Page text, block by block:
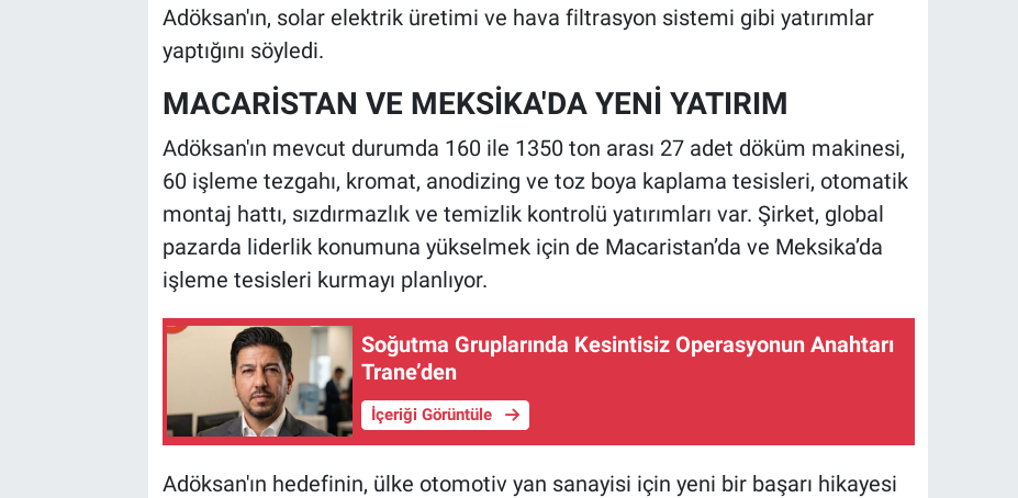
Adöksan'ın, solar elektrik üretimi ve hava filtrasyon sistemi gibi yatırımlar
yaptığını söyledi.
MACARİSTAN VE MEKSİKA'DA YENİ YATIRIM
Adöksan'ın mevcut durumda 160 ile 1350 ton arası 27 adet döküm makinesi,
60 işleme tezgahı, kromat, anodizing ve toz boya kaplama tesisleri, otomatik
montaj hattı, sızdırmazlık ve temizlik kontrolü yatırımları var. Şirket, global
pazarda liderlik konumuna yükselmek için de Macaristan’da ve Meksika’da
işleme tesisleri kurmayı planlıyor.
Soğutma Gruplarında Kesintisiz Operasyonun Anahtarı
Trane’den
İçeriği Görüntüle
Adöksan'ın hedefinin, ülke otomotiv yan sanayisi için yeni bir başarı hikayesi